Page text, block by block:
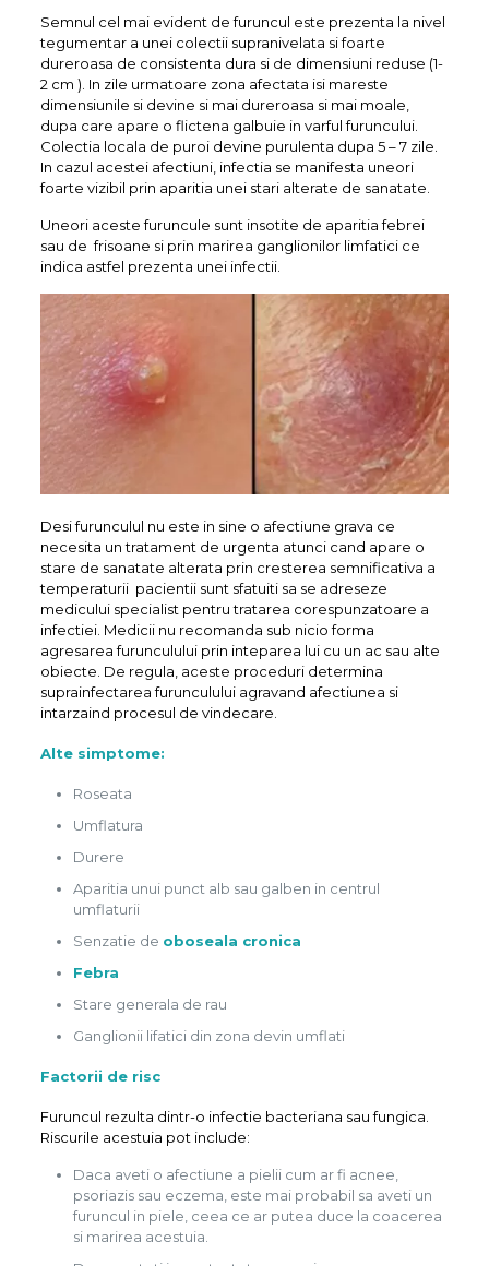
Semnul cel mai evident de furuncul este prezenta la nivel
tegumentar a unei colectii supranivelata si foarte
dureroasa de consistenta dura si de dimensiuni reduse (1-
2 cm ). In zile urmatoare zona afectata isi mareste
dimensiunile si devine si mai dureroasa si mai moale,
dupa care apare o flictena galbuie in varful furuncului.
Colectia locala de puroi devine purulenta dupa 5 – 7 zile.
In cazul acestei afectiuni, infectia se manifesta uneori
foarte vizibil prin aparitia unei stari alterate de sanatate.
Uneori aceste furuncule sunt insotite de aparitia febrei
sau de frisoane si prin marirea ganglionilor limfatici ce
indica astfel prezenta unei infectii.
Desi furunculul nu este in sine o afectiune grava ce
necesita un tratament de urgenta atunci cand apare o
stare de sanatate alterata prin cresterea semnificativa a
temperaturii pacientii sunt sfatuiti sa se adreseze
medicului specialist pentru tratarea corespunzatoare a
infectiei. Medicii nu recomanda sub nicio forma
agresarea furunculului prin inteparea lui cu un ac sau alte
obiecte. De regula, aceste proceduri determina
suprainfectarea furunculului agravand afectiunea si
intarzaind procesul de vindecare.
Alte simptome:
Roseata
Umflatura
Durere
Aparitia unui punct alb sau galben in centrul
umflaturii
Senzatie de oboseala cronica
Febra
Stare generala de rau
Ganglionii lifatici din zona devin umflati
Factorii de risc
Furuncul rezulta dintr-o infectie bacteriana sau fungica.
Riscurile acestuia pot include:
Daca aveti o afectiune a pielii cum ar fi acnee,
psoriazis sau eczema, este mai probabil sa aveti un
furuncul in piele, ceea ce ar putea duce la coacerea
si marirea acestuia.